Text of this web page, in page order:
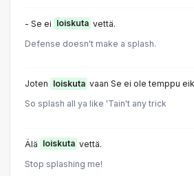
- Se ei loiskuta vettä.
Defense doesn't make a splash.
Joten loiskuta vaan Se ei ole temppu
So splash all ya like 'Tain't any trick
Älä loiskuta vettä.
Stop splashing me!